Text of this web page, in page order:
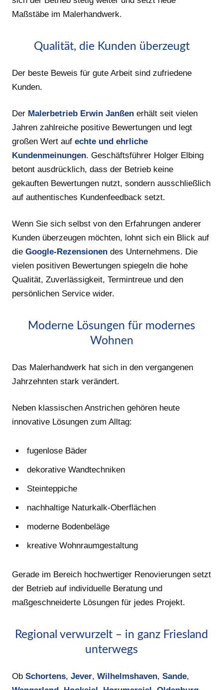
Maßstäbe im Malerhandwerk.
Qualität, die Kunden überzeugt
Der beste Beweis für gute Arbeit sind zufriedene
Kunden.
Der Malerbetrieb Erwin Janßen erhält seit vielen
Jahren zahlreiche positive Bewertungen und legt
großen Wert auf echte und ehrliche
Kundenmeinungen. Geschäftsführer Holger Elbing
betont ausdrücklich, dass der Betrieb keine
gekauften Bewertungen nutzt, sondern ausschließlich
auf authentisches Kundenfeedback setzt.
Wenn Sie sich selbst von den Erfahrungen anderer
Kunden überzeugen möchten, lohnt sich ein Blick auf
die Google-Rezensionen des Unternehmens. Die
vielen positiven Bewertungen spiegeln die hohe
Qualität, Zuverlässigkeit, Termintreue und den
persönlichen Service wider.
Moderne Lösungen für modernes
Wohnen
Das Malerhandwerk hat sich in den vergangenen
Jahrzehnten stark verändert.
Neben klassischen Anstrichen gehören heute
innovative Lösungen zum Alltag:
fugenlose Bäder
dekorative Wandtechniken
Steinteppiche
nachhaltige Naturkalk-Oberflächen
moderne Bodenbeläge
kreative Wohnraumgestaltung
Gerade im Bereich hochwertiger Renovierungen setzt
der Betrieb auf individuelle Beratung und
maßgeschneiderte Lösungen für jedes Projekt.
Regional verwurzelt – in ganz Friesland
unterwegs
Ob Schortens, Jever, Wilhelmshaven, Sande,